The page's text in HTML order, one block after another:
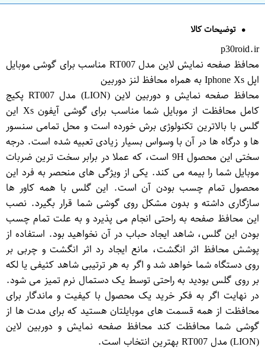
توضیحات کالا
p30roid.ir
محافظ صفحه نمایش لاین مدل RT007 مناسب برای گوشی موبایل
اپل Iphone Xs به همراه محافظ لنز دوربین
محافظ صفحه نمایش و دوربین لاین (LION) مدل RT007 پکیج
کامل محافظت از موبایل شما مناسب برای گوشی آیفون Xs این
گلس با بالاترین تکنولوژی برش خورده است و محل تمامی سنسور
ها و درگاه ها در آن با وسواس بسیار زیادی تعبیه شده است. درجه
سختی این محصول 9H است، که عملا در برابر سخت ترین ضربات
موبایل شما را بیمه می کند. یکی از ویژگی های منحصر به فرد این
محصول تمام چسب بودن آن است. این گلس با همه کاور ها
سازگاری داشته و بدون مشکل روی گوشی شما قرار بگیرد. نصب
این محافظ صفحه به راحتی انجام می پذیرد و به علت تمام چسب
بودن این گلس، شاهد ایجاد حباب در آن نخواهید بود. استفاده از
پوشش محافظ اثر انگشت، مانع ایجاد رد اثر انگشت و چربی بر
روی دستگاه شما خواهد شد و اگر به هر ترتیبی شاهد کثیفی یا لکه
بر روی گلس بودید به راحتی توسط یک دستمال نرم تمیز می شود.
در نهایت اگر به فکر خرید یک محصول با کیفیت و ماندگار برای
محافظت از همه قسمت های موبایلتان هستید که برای مدت ها از
گوشی شما محافظت کند محافظ صفحه نمایش و دوربین لاین
(LION) مدل RT007 بهترین انتخاب است.